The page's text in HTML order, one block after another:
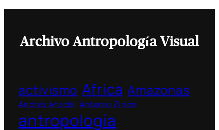
Archivo Antropología Visual
activismo Africa Amazonas
Andrés Antebi Antonio Zirión
antropología